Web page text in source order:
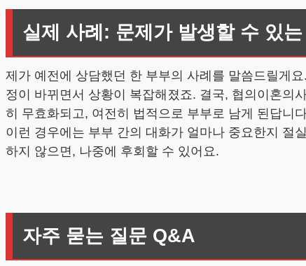
실제 사례: 문제가 발생할 수 있
제가 예전에 상담했던 한 부부의 사례를 말씀드릴게
정이 바뀌면서 상황이 복잡해졌죠. 결국, 협의이혼의
히 무효화되고, 여전히 법적으로 부부로 남게 된답니
이런 경우에는 부부 간의 대화가 얼마나 중요한지 절
하지 않으면, 나중에 후회할 수 있어요.
자주 묻는 질문 Q&A